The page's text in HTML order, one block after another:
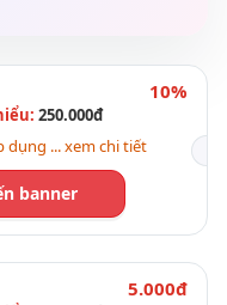
10%
250.000đ
dụng ... xem chi tiết
banner
5.000đ